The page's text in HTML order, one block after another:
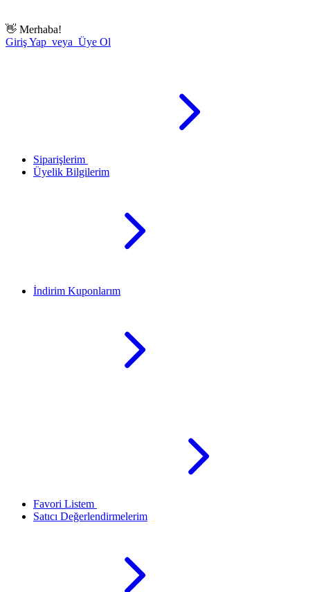
👋 Merhaba!
Giriş Yap veya Üye Ol
Siparişlerim
Üyelik Bilgilerim
İndirim Kuponlarım
Favori Listem
Satıcı Değerlendirmelerim